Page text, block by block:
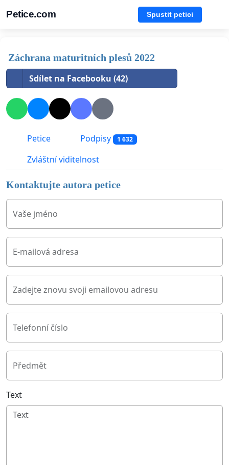
Petice.com Spustit petici
Záchrana maturitních plesů 2022
Sdílet na Facebooku (42)
Petice Podpisy 1 632
Zvláštní viditelnost
Kontaktujte autora petice
Vaše jméno
E-mailová adresa
Zadejte znovu svoji emailovou adresu
Telefonní číslo
Předmět
Text